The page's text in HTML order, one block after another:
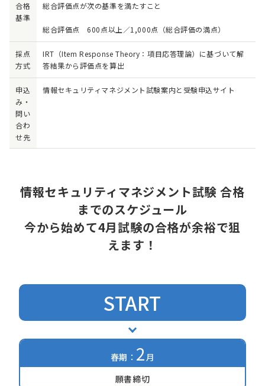
合格
基準
総合評価点が次の基準を満たすこと
総合評価点 600点以上／1,000点（総合評価の満点）
採点
方式
IRT（Item Response Theory：項目応答理論）に基づいて解
答結果から評価点を算出
申込
み・
問い
合わ
せ先
情報セキュリティマネジメント試験案内と受験申込サイト
情報セキュリティマネジメント試験 合格
までのスケジュール
今から始めて4月試験の合格が余裕で狙
えます！
START
春期： 2月
願書締切